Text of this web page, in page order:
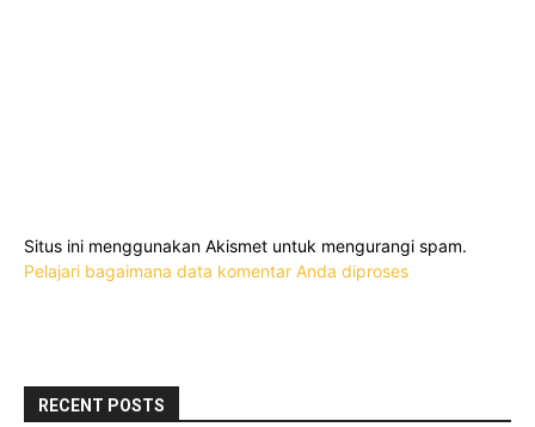
Situs ini menggunakan Akismet untuk mengurangi spam.
Pelajari bagaimana data komentar Anda diproses
RECENT POSTS